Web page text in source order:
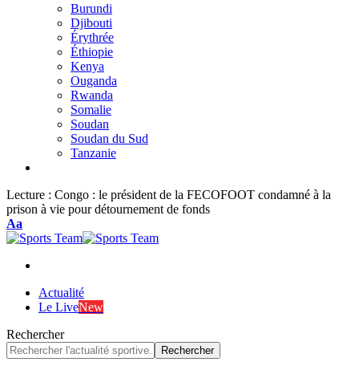
Burundi
Djibouti
Érythrée
Éthiopie
Kenya
Ouganda
Rwanda
Somalie
Soudan
Soudan du Sud
Tanzanie
Lecture : Congo : le président de la FECOFOOT condamné à la
prison à vie pour détournement de fonds
Font
Resizer
Aa
Actualité
Le LiveNew
Rechercher